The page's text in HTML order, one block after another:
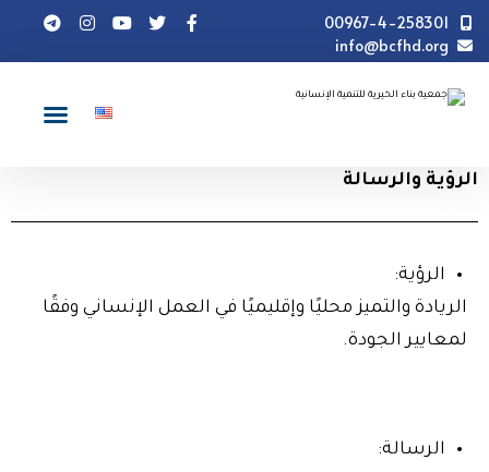
00967-4-258301
info@bcfhd.org
الرؤية والرسالة
الرؤية:
الريادة والتميز محليًا وإقليميًا في العمل الإنساني وفقًا
لمعايير الجودة.
الرسالة: